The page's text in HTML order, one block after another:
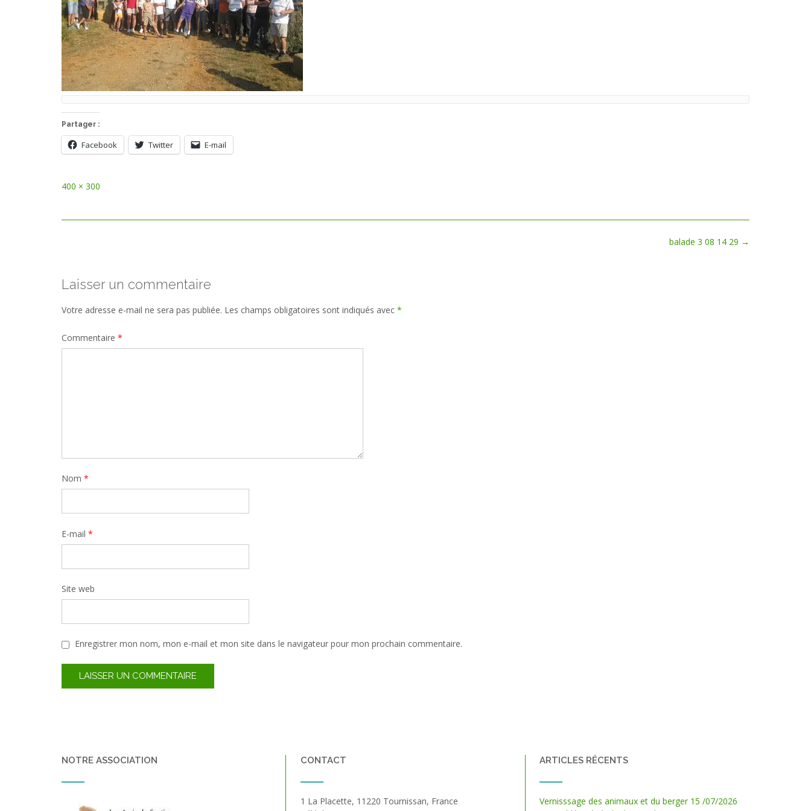
Partager :
Facebook Twitter E-mail
Full
400 × 300
balade 3 08 14 29 →
Laisser un commentaire
Votre adresse e-mail ne sera pas publiée. Les champs obligatoires sont indiqués avec *
Commentaire *
Nom *
E-mail *
Site web
Enregistrer mon nom, mon e-mail et mon site dans le navigateur pour mon prochain commentaire.
NOTRE ASSOCIATION CONTACT
1 La Placette, 11220 Tournissan, France
ARTICLES RÉCENTS
Vernisssage des animaux et du berger 15 /07/2026